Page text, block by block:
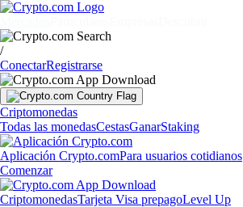
/
ConectarRegistrarse
Criptomonedas
Todas las monedasCestasGanarStaking
Aplicación Crypto.comPara usuarios cotidianos
Comenzar
CriptomonedasTarjeta Visa prepagoLevel Up